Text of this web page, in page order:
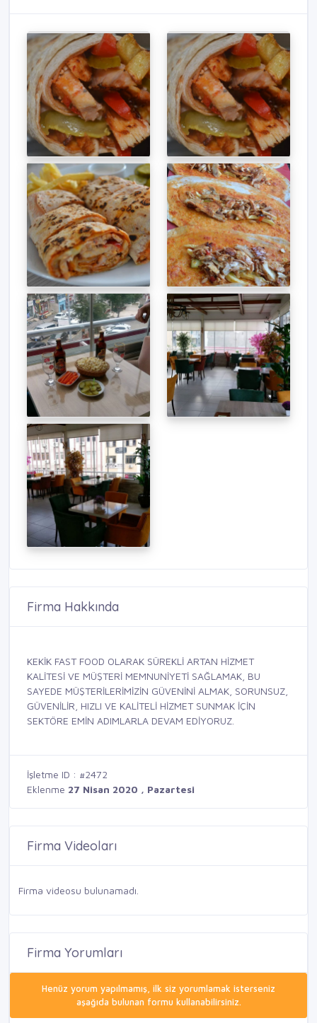
Firma Hakkında
KEKİK FAST FOOD OLARAK SÜREKLİ ARTAN HİZMET
KALİTESİ VE MÜŞTERİ MEMNUNİYETİ SAĞLAMAK, BU
SAYEDE MÜŞTERİLERİMİZİN GÜVENİNİ ALMAK, SORUNSUZ,
GÜVENİLİR, HIZLI VE KALİTELİ HİZMET SUNMAK İÇİN
SEKTÖRE EMİN ADIMLARLA DEVAM EDİYORUZ.
İşletme ID : #2472
Eklenme 27 Nisan 2020 , Pazartesi
Firma Videoları
Firma videosu bulunamadı.
Firma Yorumları
Henüz yorum yapılmamış, ilk siz yorumlamak isterseniz
aşağıda bulunan formu kullanabilirsiniz.